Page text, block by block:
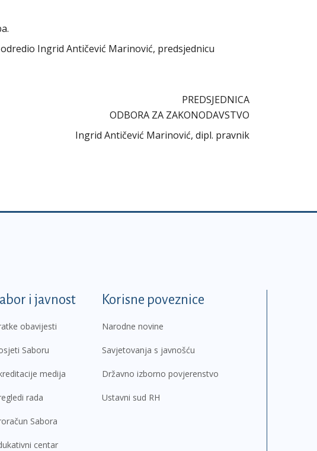
Ingrid Antičević Marinović, predsjednicu
PREDSJEDNICA
ODBORA ZA ZAKONODAVSTVO
Ingrid Antičević Marinović, dipl. pravnik
i javnost
obavijesti
Saboru
medija
rada
Sabora
centar
Korisne poveznice
Narodne novine
Savjetovanja s javnošću
Državno izborno povjerenstvo
Ustavni sud RH